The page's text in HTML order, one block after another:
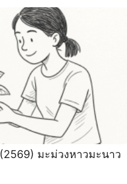
มะม่วงหาวมะนาว